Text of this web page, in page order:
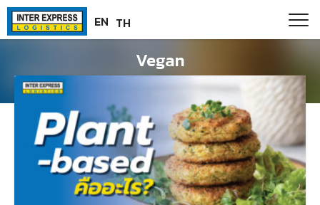
Paste this code as high in the of the page as possible:
content
EN TH
Vegan